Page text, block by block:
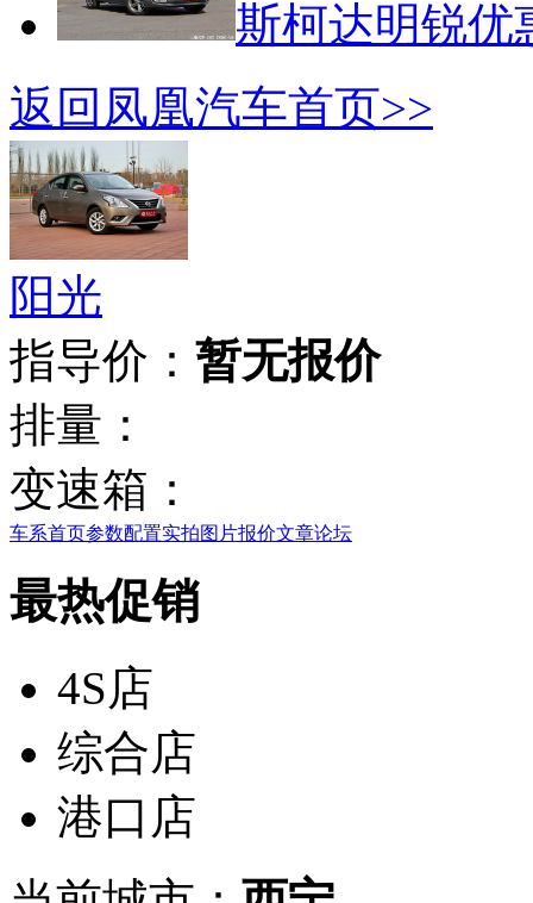
斯柯达明锐优
返回凤凰汽车首页>>
阳光
指导价： 暂无报价
排量：
变速箱：
车系首页参数配置实拍图片报价文章论坛
最热促销
4S店
综合店
港口店